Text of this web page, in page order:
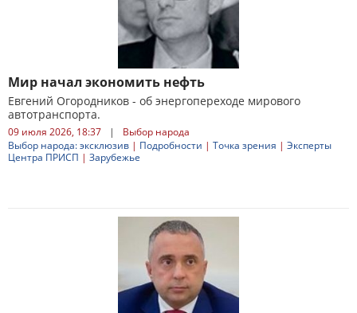
Мир начал экономить нефть
Евгений Огородников - об энергопереходе мирового
автотранспорта.
09 июля 2026, 18:37 |
Выбор народа
Выбор народа: эксклюзив | Подробности | Точка зрения | Эксперты
Центра ПРИСП | Зарубежье